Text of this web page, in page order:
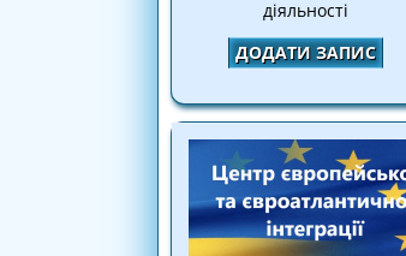
діяльності
ДОДАТИ ЗАПИС